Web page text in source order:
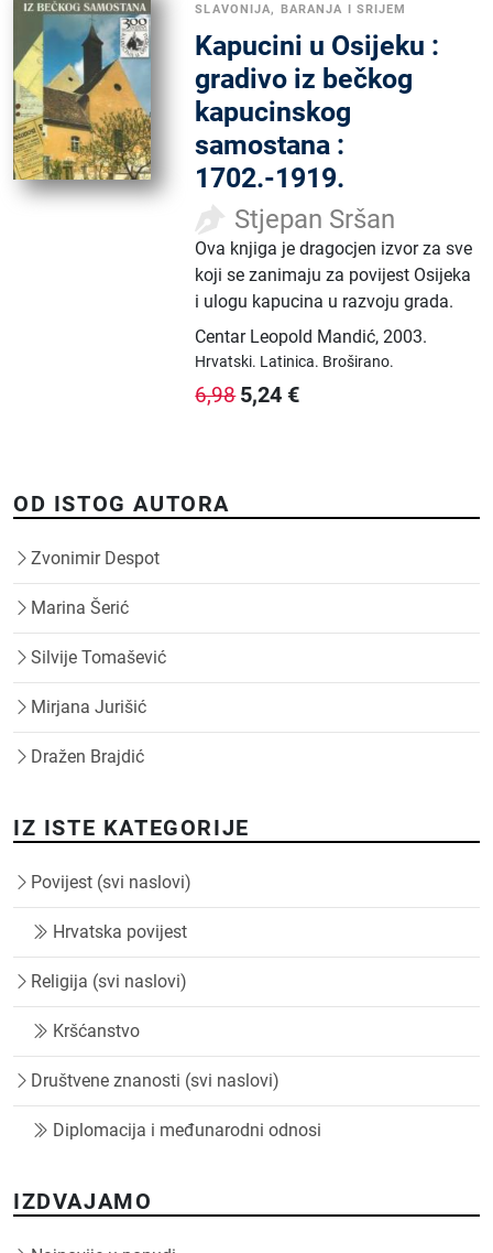
SLAVONIJA, BARANJA I SRIJEM
Kapucini u Osijeku :
gradivo iz bečkog
kapucinskog
samostana :
1702.-1919.
Stjepan Sršan
Ova knjiga je dragocjen izvor za sve
koji se zanimaju za povijest Osijeka
i ulogu kapucina u razvoju grada.
Centar Leopold Mandić,2003.
Hrvatski. Latinica. Broširano.
6,98 5,24 €
OD ISTOG AUTORA
Zvonimir Despot
Marina Šerić
Silvije Tomašević
Mirjana Jurišić
Dražen Brajdić
IZ ISTE KATEGORIJE
Povijest (svi naslovi)
Hrvatska povijest
Religija (svi naslovi)
Kršćanstvo
Društvene znanosti (svi naslovi)
Diplomacija i međunarodni odnosi
IZDVAJAMO